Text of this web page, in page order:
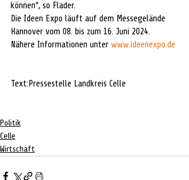
können“, so Flader.
Die Ideen Expo läuft auf dem Messegelände
Hannover vom 08. bis zum 16. Juni 2024.
Nähere Informationen unter www.ideenexpo.de
Text:Pressestelle Landkreis Celle
Politik
Celle
Wirtschaft